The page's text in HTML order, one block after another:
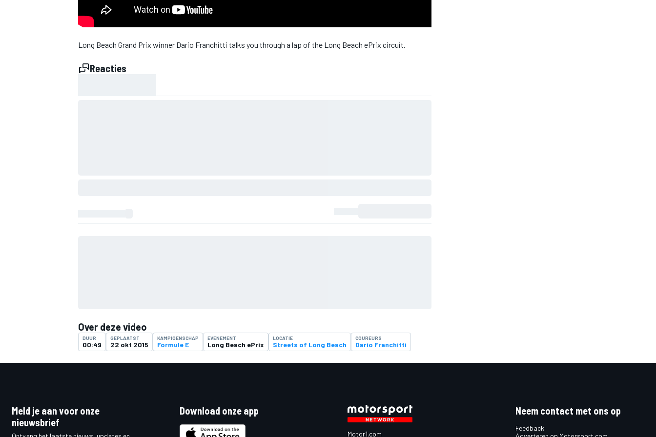
INDYCAR
Long Beach Grand Prix winner Dario Franchitti talks you through a lap of the Long Beach ePrix circuit.
Reacties
Over deze video
DUUR
00:49
GEPLAATST
22 okt 2015
KAMPIOENSCHAP
Formule E
EVENEMENT
Long Beach ePrix
LOCATIE
Streets of Long Beach
COUREURS
Dario Franchitti
Meld je aan voor onze
nieuwsbrief
Download onze app
Motor1.com
Neem contact met ons op
Feedback